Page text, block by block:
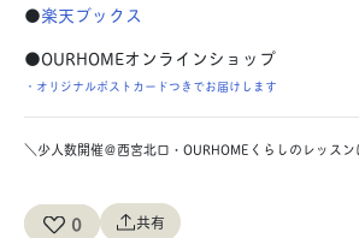
●楽天ブックス
●OURHOMEオンラインショップ
・オリジナルポストカードつきでお届けします
＼少人数開催＠西宮北口・OURHOMEくらしのレッス
0 共有